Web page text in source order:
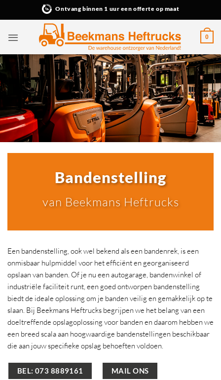
Ontvang binnen 1 uur een offerte op maat
0
Bandenstelling
van Beekmans Heftrucks
Een bandenstelling, ook wel bekend als een bandenrek, is een
onmisbaar hulpmiddel voor het efficiënt en georganiseerd
opslaan van banden. Of je nu een autogarage, bandenwinkel of
industriële faciliteit runt, een goed ontworpen bandenstelling
biedt de ideale oplossing om je banden veilig en gemakkelijk op te
slaan. Bij Beekmans Heftrucks begrijpen we het belang van een
doeltreffende opslagoplossing voor banden en daarom hebben we
een breed scala aan hoogwaardige bandenstellingen beschikbaar
die aan jouw specifieke opslag behoeften voldoen.
BEL: 073 8889161 MAIL ONS